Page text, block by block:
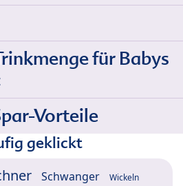
für Babys
Vorteile
geklickt
Schwanger Wickeln